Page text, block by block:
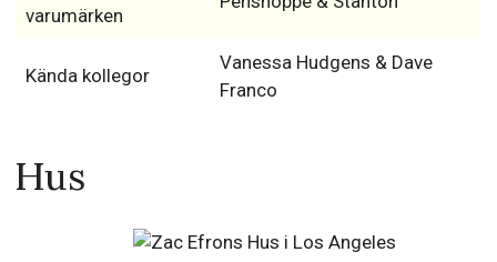
varumärken
Kända kollegor
Vanessa Hudgens & Dave
Franco
Hus